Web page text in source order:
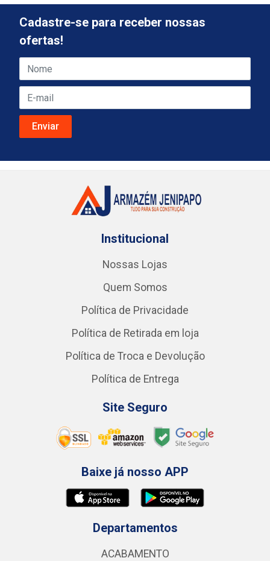
Cadastre-se para receber nossas
ofertas!
Institucional
Nossas Lojas
Quem Somos
Política de Privacidade
Política de Retirada em loja
Política de Troca e Devolução
Política de Entrega
Site Seguro
Baixe já nosso APP
Departamentos
ACABAMENTO